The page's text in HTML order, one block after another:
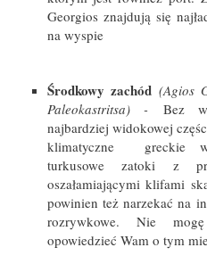
Georgios znajdują się
na wyspie
Środkowy zachód (Agios
Paleokastritsa) - Bez
najbardziej widokowej
klimatyczne greckie
turkusowe zatoki z
oszałamiającymi klifami
powinien też narzekać na
rozrywkowe. Nie
opowiedzieć Wam o tym